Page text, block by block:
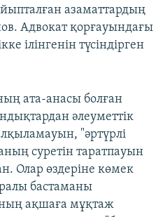
азаматтардың
Адвокат қорғауындағы
ілінгенін түсіндірген
ата-анасы болған
әлеуметтік
"әртүрлі
суретін таратпауын
Олар өздеріне көмек
бастаманы
ақшаға мұқтаж